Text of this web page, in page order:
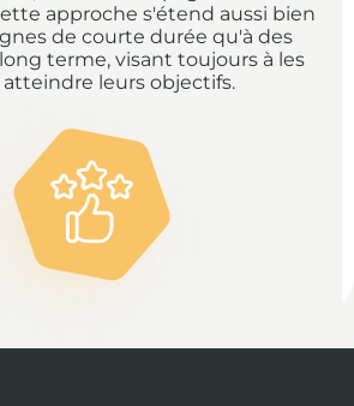
approche s'étend aussi bien
de courte durée qu'à des
terme, visant toujours à les
atteindre leurs objectifs.